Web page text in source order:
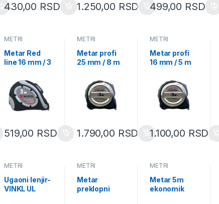
430,00 RSD 1.250,00 RSD 499,00 RSD
METRI
Metar Red
line 16 mm / 3
0714699921
519,00 RSD
METRI
Metar profi
25 mm / 8 m
1.790,00 RSD
METRI
Metar profi
16 mm / 5 m
1.100,00 RSD
METRI
Ugaoni lenjir-
VINKL UL
METRI
Metar
preklopni
METRI
Metar 5m
ekonomik